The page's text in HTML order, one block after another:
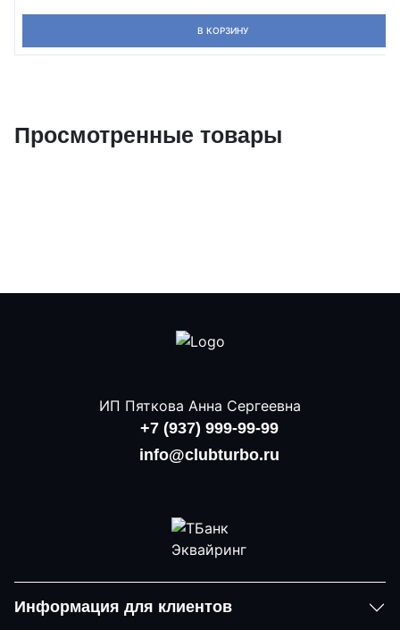
В КОРЗИНУ
Просмотренные товары
ИП Пяткова Анна Сергеевна
+7 (937) 999-99-99
info@clubturbo.ru
Информация для клиентов